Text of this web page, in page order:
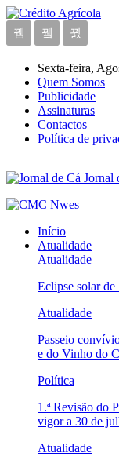
Sexta-feira,
Quem Somos
Publicidade
Assinaturas
Contactos
Política de
Jornal
Início
Atualidade
Atualidade
Eclipse solar de
Atualidade
Passeio
e do Vinho do
Política
1.ª Revisão do
vigor a 30 de
Atualidade